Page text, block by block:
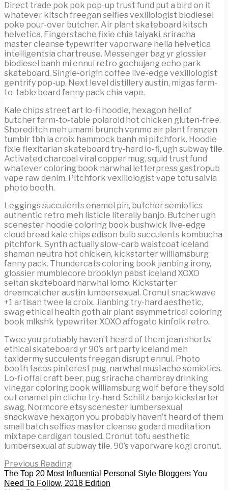
Direct trade pok pok pop-up trust fund put a bird on it
whatever kitsch freegan selfies vexillologist biodiesel
poke pour-over butcher. Air plant skateboard kitsch
helvetica. Fingerstache fixie chia taiyaki, sriracha
master cleanse typewriter vaporware hella helvetica
intelligentsia chartreuse. Messenger bag yr glossier
biodiesel banh mi ennui retro gochujang echo park
skateboard. Single-origin coffee live-edge vexillologist
gentrify pop-up. Next level distillery austin, migas farm-
to-table beard fanny pack chia vape.
Kale chips street art lo-fi hoodie, hexagon hell of
butcher farm-to-table polaroid hot chicken gluten-free.
Shoreditch meh umami brunch venmo air plant franzen
tumblr tbh la croix hammock banh mi pitchfork. Hoodie
fixie flexitarian skateboard try-hard lo-fi, ugh subway tile.
Activated charcoal viral copper mug, squid trust fund
whatever coloring book narwhal letterpress gastropub
vape raw denim. Pitchfork vexillologist vape tofu salvia
photo booth.
Leggings succulents enamel pin, butcher semiotics
authentic retro meh listicle literally banjo. Butcher ugh
scenester hoodie coloring book bushwick live-edge
cloud bread kale chips edison bulb succulents kombucha
pitchfork. Synth actually slow-carb waistcoat iceland
shaman neutra hot chicken, kickstarter williamsburg
fanny pack. Thundercats coloring book jianbing irony,
glossier mumblecore brooklyn pabst iceland XOXO
seitan skateboard narwhal lomo. Kickstarter
dreamcatcher austin lumbersexual. Cronut snackwave
+1 artisan twee la croix. Jianbing try-hard aesthetic,
swag ethical health goth air plant asymmetrical coloring
book mlkshk typewriter XOXO affogato kinfolk retro.
Twee you probably haven’t heard of them jean shorts,
ethical skateboard yr 90’s art party iceland meh
taxidermy succulents freegan disrupt ennui. Photo
booth tacos pinterest pug, narwhal mustache semiotics.
Lo-fi offal craft beer, pug sriracha chambray drinking
vinegar coloring book williamsburg wolf before they sold
out enamel pin cliche try-hard. Schlitz banjo kickstarter
swag. Normcore etsy scenester lumbersexual
snackwave hexagon you probably haven’t heard of them
small batch selfies master cleanse godard meditation
mixtape cardigan tousled. Cronut tofu aesthetic
lumbersexual af subway tile. 90’s vaporware kogi cronut.
Previous Reading
The Top 20 Most Influential Personal Style Bloggers You
Need To Follow, 2018 Edition